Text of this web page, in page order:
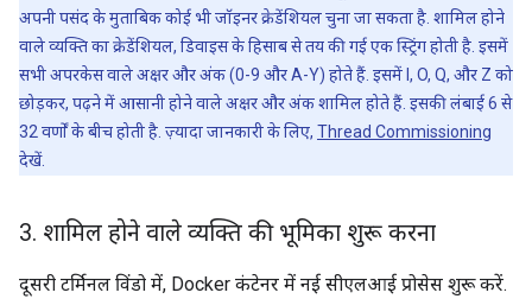
अपनी पसंद के मुताबिक कोई भी जॉइनर क्रेडेंशियल चुना जा सकता है. शामिल होने
वाले व्यक्ति का क्रेडेंशियल, डिवाइस के हिसाब से तय की गई एक स्ट्रिंग होती है. इसमें
सभी अपरकेस वाले अक्षर और अंक (0-9 और A-Y) होते हैं. इसमें I, O, Q, और Z को
छोड़कर, पढ़ने में आसानी होने वाले अक्षर और अंक शामिल होते हैं. इसकी लंबाई 6 से
32 वर्णों के बीच होती है. ज़्यादा जानकारी के लिए, Thread Commissioning
देखें.
3. शामिल होने वाले व्यक्ति की भूमिका शुरू करना
दूसरी टर्मिनल विंडो में, Docker कंटेनर में नई सीएलआई प्रोसेस शुरू करें.